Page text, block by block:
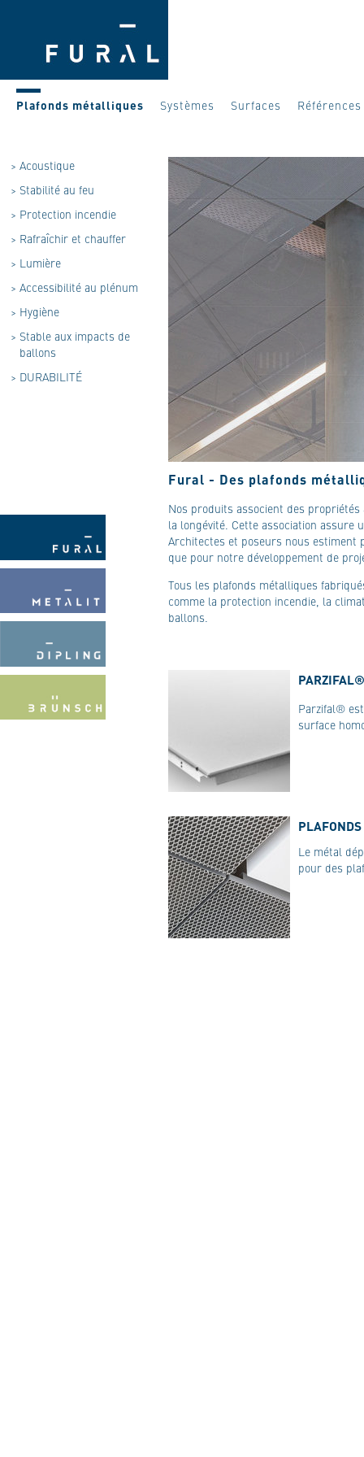
Plafonds métalliques Systèmes Surfaces Références
> Acoustique
> Stabilité au feu
> Protection incendie
> Rafraîchir et chauffer
> Lumière
> Accessibilité au plénum
> Hygiène
> Stable aux impacts de
ballons
> DURABILITÉ
Fural - Des plafonds
Nos produits associent des
la longévité. Cette association assure
Architectes et poseurs nous estiment
que pour notre développement de
Tous les plafonds métalliques
comme la protection incendie, la
ballons.
Parzifal®
surface
Le métal
pour des